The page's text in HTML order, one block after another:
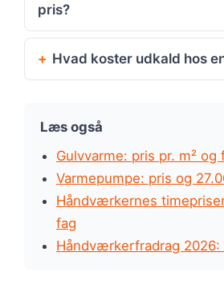
pris?
Hvad koster udkald hos
Læs også
Gulvvarme: pris pr. m² og
Varmepumpe: pris og
Håndværkernes
fag
Håndværkerfradrag 2026: